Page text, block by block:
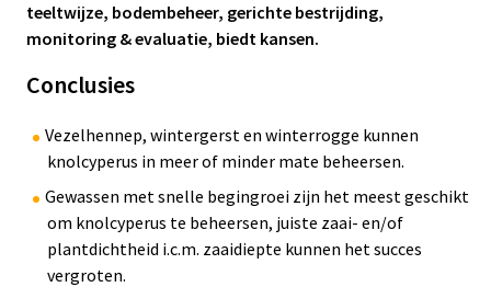
Ja(a)r(en) van onderzoek:
1
2 3 4 4+
Herhalingen:
Nee
Betrouwbaarheidsscore onderbouwing
literatuuronderzoek.
teeltwijze, bodembeheer, gerichte bestrijding,
monitoring & evaluatie, biedt kansen.
Conclusies
Vezelhennep, wintergerst en winterrogge kunnen
knolcyperus in meer of minder mate beheersen.
Gewassen met snelle begingroei zijn het meest geschikt
om knolcyperus te beheersen, juiste zaai- en/of
plantdichtheid i.c.m. zaaidiepte kunnen het succes
vergroten.